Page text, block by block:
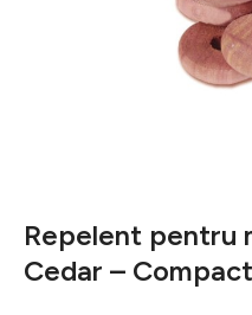
Repelent pentru
Cedar –